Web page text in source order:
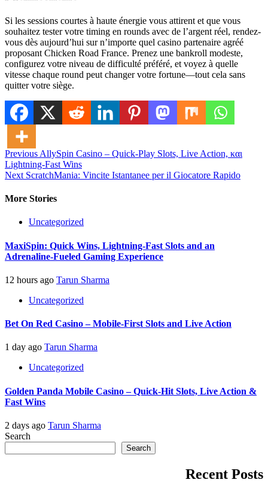
Si les sessions courtes à haute énergie vous attirent et que vous
souhaitez tester votre timing en rounds avec de l’argent réel, rendez-
vous dès aujourd’hui sur n’importe quel casino partenaire agréé
proposant Chicken Road France. Prenez une bankroll modeste,
configurez votre niveau de difficulté préféré, et voyez à quelle
vitesse chaque round peut changer votre fortune—tout cela sans
quitter votre siège.
Post
navigation
Previous AllySpin Casino – Quick‑Play Slots, Live Action, και
Lightning‑Fast Wins
Next ScratchMania: Vincite Istantanee per il Giocatore Rapido
More Stories
Uncategorized
MaxiSpin: Quick Wins, Lightning‑Fast Slots and an
Adrenaline‑Fueled Gaming Experience
12 hours ago Tarun Sharma
Uncategorized
Bet On Red Casino – Mobile‑First Slots and Live Action
1 day ago Tarun Sharma
Uncategorized
Golden Panda Mobile Casino – Quick‑Hit Slots, Live Action &
Fast Wins
2 days ago Tarun Sharma
Search
Search
Recent Posts